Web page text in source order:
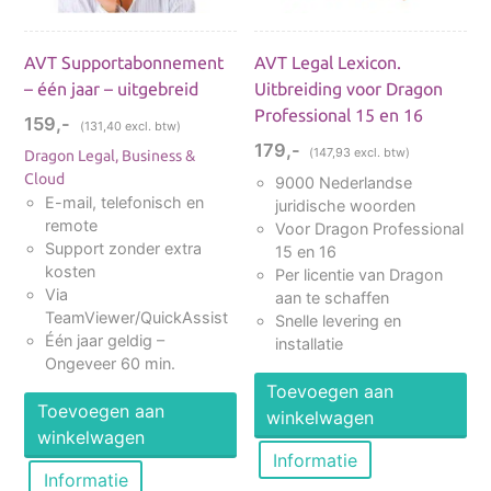
Uitzonderlijk goede opnames
Microfoon van studiokwaliteit geeft u
uitmuntende resultaten bij gebruik van
Dragon spraakherkenning
Intern voorzien van een vrij-beweegbare
microfoon voor precieze opnames
zonder trillingsgeluiden
Geïntegreerde bewegingssensor zet de
microfoon uit als deze niet gebruikt wordt
Draadloze verbinding met uw pc voor
maximale flexibiliteit
AVT Supportabonnement
– één jaar – uitgebreid
159,- (131,40 excl. btw)
Dragon Legal, Business &
Cloud
E-mail, telefonisch en
remote
Support zonder extra
kosten
Via
TeamViewer/QuickAssist
Één jaar geldig –
Ongeveer 60 min.
Toevoegen aan
winkelwagen
Informatie
AVT Legal Lexicon.
Uitbreiding voor Dragon
Professional 15 en 16
179,- (147,93 excl. btw)
9000 Nederlandse
juridische woorden
Voor Dragon Professional
15 en 16
Per licentie van Dragon
aan te schaffen
Snelle levering en
installatie
Toevoegen aan
winkelwagen
Informatie